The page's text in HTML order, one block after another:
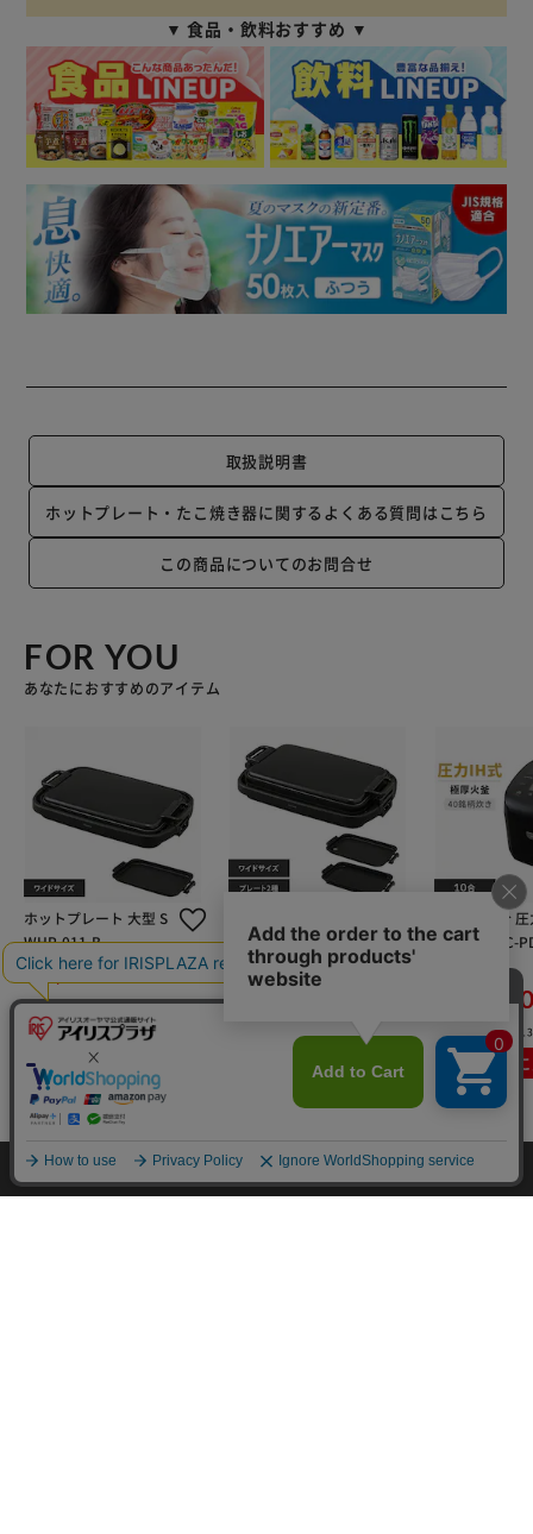
▼ 食品・飲料おすすめ ▼
取扱説明書
ホットプレート・たこ焼き器に関するよくある質問はこちら
この商品についてのお問合せ
FOR YOU
あなたにおすすめのアイテム
ホットプレート 大型 S
WHP-011-B
¥9,980
(4)
カートに入れる
枚 SWHPK-012-B ブラ
ック (平面/焼肉)
¥13,000
カートに入れる
炊飯器 10合
銘柄炊き RC-
極厚火釜 ブラ
カート
HOME 探す ログイン お気に入り お知らせ